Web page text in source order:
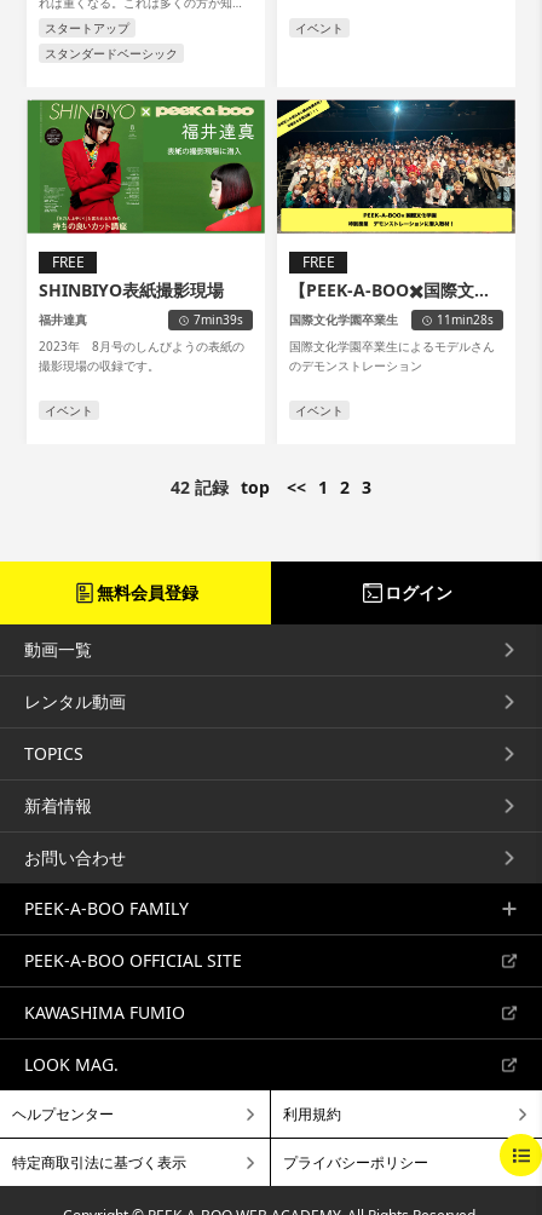
BEGINNING BREAKFAST
BRUNCH
LUNCH
DINNER A LA CARTE
ていると思いますが、では実際どこの
ら上級者まで知ってて得する、そんな
スタートアップ
スタンダードベーシック
イベント
FREE
SHINBIYO表紙撮影現場
福井達真
7min39s
2023年 8月号のしんびようの表紙の
撮影現場の収録です。
イベント
FREE
【PEEK-A-BOO✖️国際文化
学園】デモンストレーショ
ン
国際文化学園卒業生
11min28s
国際文化学園卒業生によるモデルさん
のデモンストレーション
イベント
42 記録 top << 1 2 3
無料会員登録 ログイン
動画一覧
レンタル動画
TOPICS
新着情報
お問い合わせ
PEEK-A-BOO FAMILY
PEEK-A-BOO OFFICIAL SITE
KAWASHIMA FUMIO
LOOK MAG.
ヘルプセンター 利用規約
特定商取引法に基づく表示 プライバシーポリシー